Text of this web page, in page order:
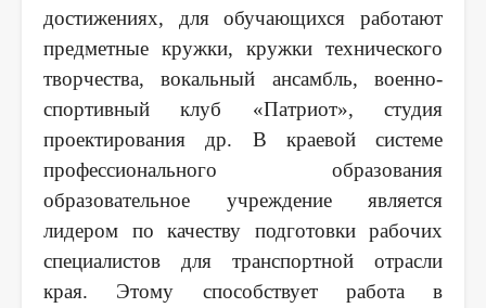
достижениях, для обучающихся работают
предметные кружки, кружки технического
творчества, вокальный ансамбль, военно-
спортивный клуб «Патриот», студия
проектирования др. В краевой системе
профессионального образования
образовательное учреждение является
лидером по качеству подготовки рабочих
специалистов для транспортной отрасли
края. Этому способствует работа в